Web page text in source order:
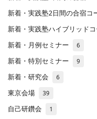
新着・実践塾2日間の合宿コ
新着・実践塾ハイブリッドコ
新着・月例セミナー 6
新着・特別セミナー 9
新着・研究会 6
東京会場 39
自己研鑽会 1